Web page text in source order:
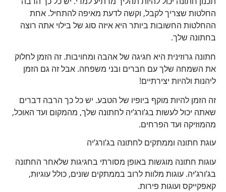
החלטות שצריך לקבל, וקשה לדעת מאיפה להתחיל. אחת
ההחלטות החשובות ביותר היא איזה סוג של בילוי אתה רוצה
בחתונה שלך.
חתונה גרוזינית היא חגיגה של אהבה ומחויבות. זה הזמן לחלוק
את השמחה שלך עם חברים ובני משפחה. אבל זה גם הזמן
ליהנות ולהיות יצירתיים!
זה הזמן להיות מוקף ביופיו של הטבע. יש כל כך הרבה דברים
שאתה יכול לעשות בג’ורג’יה לחתונה שלך, מהמקום ועד האוכל,
מהמוזיקה ועד הפרחים.
עוגת חתונה וממתקים לחתונה בג’ורג’יה
עוגות חתונה מוגשות באופן מסורתי בחגיגות שלאחר החתונה
בג’ורג’יה. עוגות מלוות לרוב בממתקים שונים, כולל עוגיות,
קאפקייקס ועוגות פירות.